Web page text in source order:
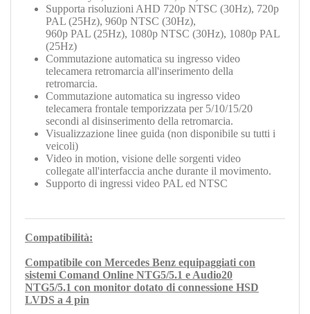
Supporta risoluzioni AHD 720p NTSC (30Hz), 720p
PAL (25Hz), 960p NTSC (30Hz),
960p PAL (25Hz), 1080p NTSC (30Hz), 1080p PAL
(25Hz)
Commutazione automatica su ingresso video
telecamera retromarcia all'inserimento della
retromarcia.
Commutazione automatica su ingresso video
telecamera frontale temporizzata per 5/10/15/20
secondi al disinserimento della retromarcia.
Visualizzazione linee guida (non disponibile su tutti i
veicoli)
Video in motion, visione delle sorgenti video
collegate all'interfaccia anche durante il movimento.
Supporto di ingressi video PAL ed NTSC
Compatibilità:
Compatibile con Mercedes Benz equipaggiati con
sistemi Comand Online NTG5/5.1 e Audio20
NTG5/5.1 con monitor dotato di connessione HSD
LVDS a 4 pin